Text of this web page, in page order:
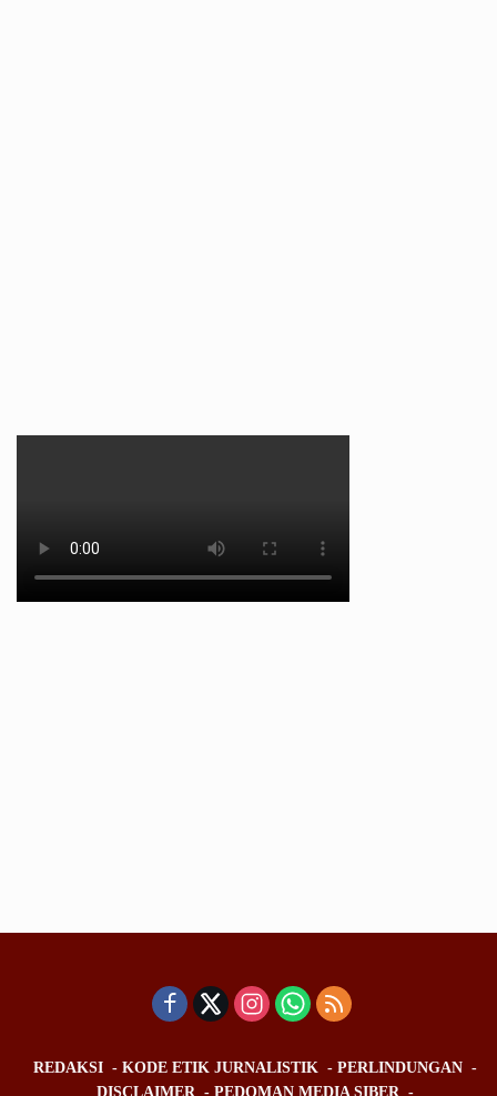
REDAKSI KODE ETIK JURNALISTIK
PERLINDUNGAN
DISCLAIMER
PEDOMAN MEDIA SIBER